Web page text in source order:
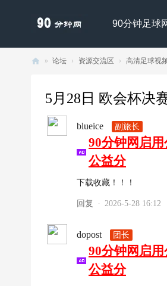
90分钟足球
» 论坛 › 资源交流区 › 高清足球视
5月28日 欧会杯决
blueice 副旅长
90分钟网启
公益分
下载收藏！！！
回复 · 2026-5-28 16:12
dopost 团长
90分钟网启
公益分